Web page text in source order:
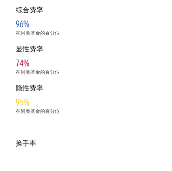
综合费率
96%
在同类基金的百分位
显性费率
74%
在同类基金的百分位
隐性费率
95%
在同类基金的百分位
换手率